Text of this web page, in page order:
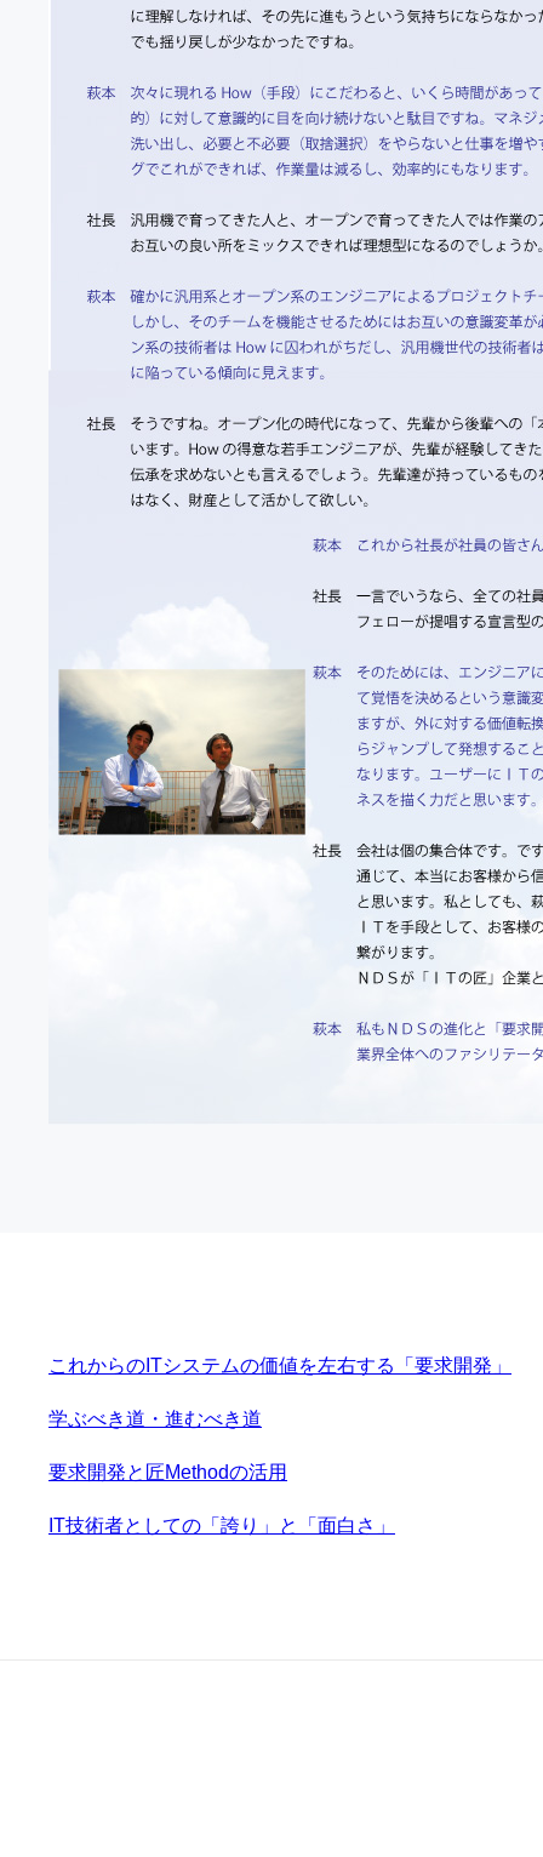
これからのITシステムの価値を左右する「要求開発」
学ぶべき道・進むべき道
要求開発と匠Methodの活用
IT技術者としての「誇り」と「面白さ」